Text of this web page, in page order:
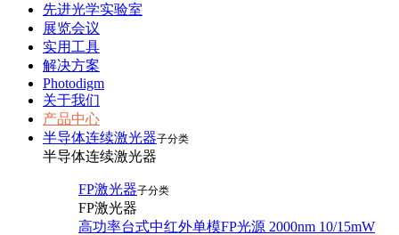
先进光学实验室
展览会议
实用工具
解决方案
Photodigm
关于我们
产品中心
半导体连续激光器子分类
半导体连续激光器
FP激光器子分类
FP激光器
高功率台式中红外单模FP光源 2000nm 10/15mW